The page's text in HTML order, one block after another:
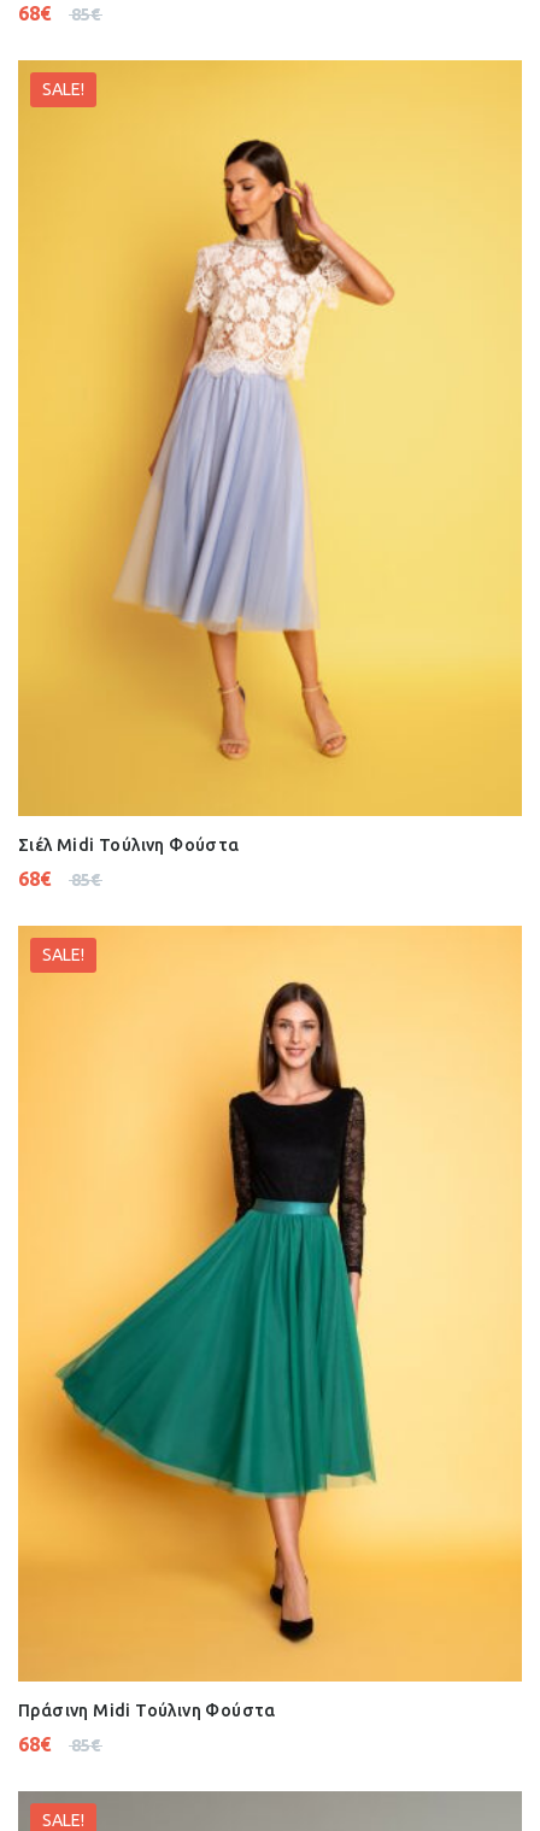
85€
68€
SALE!
Σιέλ Midi Τούλινη Φούστα
85€
68€
SALE!
Πράσινη Midi Τούλινη Φούστα
85€
68€
SALE!